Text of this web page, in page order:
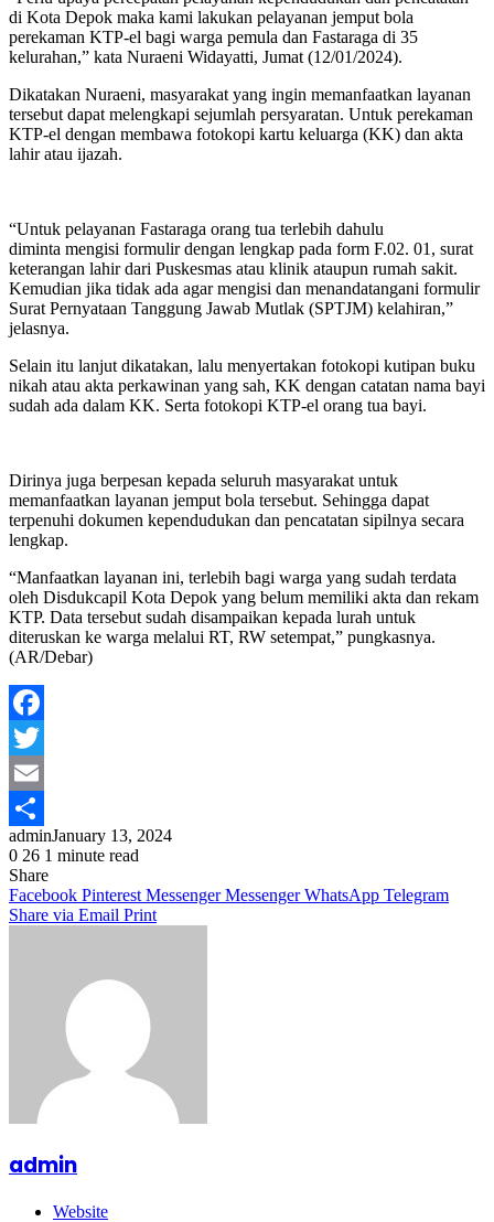
di Kota Depok maka kami lakukan pelayanan jemput bola
perekaman KTP-el bagi warga pemula dan Fastaraga di 35
kelurahan,” kata Nuraeni Widayatti, Jumat (12/01/2024).
Dikatakan Nuraeni, masyarakat yang ingin memanfaatkan layanan
tersebut dapat melengkapi sejumlah persyaratan. Untuk perekaman
KTP-el dengan membawa fotokopi kartu keluarga (KK) dan akta
lahir atau ijazah.
“Untuk pelayanan Fastaraga orang tua terlebih dahulu
diminta mengisi formulir dengan lengkap pada form F.02. 01, surat
keterangan lahir dari Puskesmas atau klinik ataupun rumah sakit.
Kemudian jika tidak ada agar mengisi dan menandatangani formulir
Surat Pernyataan Tanggung Jawab Mutlak (SPTJM) kelahiran,”
jelasnya.
Selain itu lanjut dikatakan, lalu menyertakan fotokopi kutipan buku
nikah atau akta perkawinan yang sah, KK dengan catatan nama bayi
sudah ada dalam KK. Serta fotokopi KTP-el orang tua bayi.
Dirinya juga berpesan kepada seluruh masyarakat untuk
memanfaatkan layanan jemput bola tersebut. Sehingga dapat
terpenuhi dokumen kependudukan dan pencatatan sipilnya secara
lengkap.
“Manfaatkan layanan ini, terlebih bagi warga yang sudah terdata
oleh Disdukcapil Kota Depok yang belum memiliki akta dan rekam
KTP. Data tersebut sudah disampaikan kepada lurah untuk
diteruskan ke warga melalui RT, RW setempat,” pungkasnya.
(AR/Debar)
Facebook
Twitter
Email
Share
adminJanuary 13, 2024
0 26 1 minute read
Share
Facebook Pinterest Messenger Messenger WhatsApp Telegram
Share via Email Print
admin
Website